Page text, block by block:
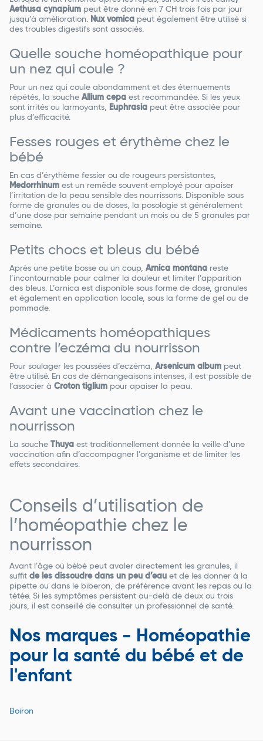
Aethusa cynapium peut être donné en 7 CH trois fois par jour
jusqu’à amélioration. Nux vomica peut également être utilisé si
des troubles digestifs sont associés.
Quelle souche homéopathique pour
un nez qui coule ?
Pour un nez qui coule abondamment et des éternuements
répétés, la souche Allium cepa est recommandée. Si les yeux
sont irrités ou larmoyants, Euphrasia peut être associée pour
plus d’efficacité.
Fesses rouges et érythème chez le
bébé
En cas d’érythème fessier ou de rougeurs persistantes,
Medorrhinum est un remède souvent employé pour apaiser
l’irritation de la peau sensible des nourrissons. Disponible sous
forme de granules ou de doses, la posologie st généralement
d’une dose par semaine pendant un mois ou de 5 granules par
semaine.
Petits chocs et bleus du bébé
Après une petite bosse ou un coup, Arnica montana reste
l’incontournable pour calmer la douleur et limiter l’apparition
des bleus. L’arnica est disponible sous forme de dose, granules
et également en application locale, sous la forme de gel ou de
pommade.
Médicaments homéopathiques
contre l’eczéma du nourrisson
Pour soulager les poussées d’eczéma, Arsenicum album peut
être utilisé. En cas de démangeaisons intenses, il est possible de
l’associer à Croton tiglium pour apaiser la peau.
Avant une vaccination chez le
nourrisson
La souche Thuya est traditionnellement donnée la veille d’une
vaccination afin d’accompagner l’organisme et de limiter les
effets secondaires.
Conseils d’utilisation de
l’homéopathie chez le
nourrisson
Avant l’âge où bébé peut avaler directement les granules, il
suffit de les dissoudre dans un peu d’eau et de les donner à la
pipette ou dans le biberon, de préférence avant les repas ou la
tétée. Si les symptômes persistent au-delà de deux ou trois
jours, il est conseillé de consulter un professionnel de santé.
Nos marques - Homéopathie
pour la santé du bébé et de
l'enfant
Boiron